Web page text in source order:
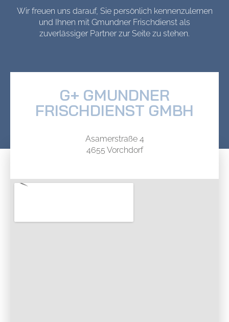
Wir freuen uns darauf, Sie persönlich kennenzulernen
und Ihnen mit Gmundner Frischdienst als
zuverlässiger Partner zur Seite zu stehen.
G+ GMUNDNER
FRISCHDIENST GMBH
Asamerstraße 4
4655 Vorchdorf